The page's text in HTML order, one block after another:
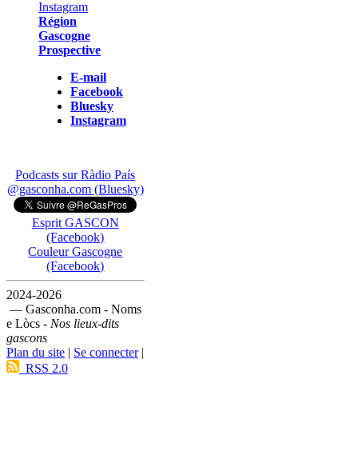
Région
Gascogne
Prospective
E-mail
Facebook
Bluesky
Instagram
Podcasts sur Ràdio País
@gasconha.com (Bluesky)
Esprit GASCON
(Facebook)
Couleur Gascogne
(Facebook)
2024-2026
— Gasconha.com - Noms
e Lòcs - Nos lieux-dits
gascons
Plan du site | Se connecter|
RSS 2.0